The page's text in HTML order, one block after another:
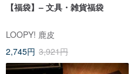
【福袋】– 文具・雑貨福袋
LOOPY! 鹿皮
2,745円 3,921円